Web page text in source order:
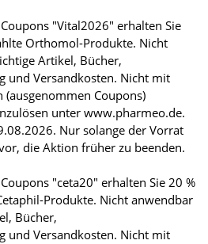
"Vital2026" erhalten Sie
Orthomol-Produkte. Nicht
Artikel, Bücher,
und Versandkosten. Nicht mit
Coupons)
unter www.pharmeo.de.
Nur solange der Vorrat
die Aktion früher zu beenden.
"ceta20" erhalten Sie 20 %
Produkte. Nicht anwendbar
Bücher,
und Versandkosten. Nicht mit